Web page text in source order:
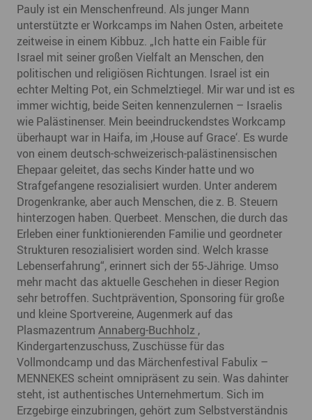
Pauly ist ein Menschenfreund. Als junger Mann
unterstützte er Workcamps im Nahen Osten, arbeitete
zeitweise in einem Kibbuz. „Ich hatte ein Faible für
Israel mit seiner großen Vielfalt an Menschen, den
politischen und religiösen Richtungen. Israel ist ein
echter Melting Pot, ein Schmelztiegel. Mir war und ist es
immer wichtig, beide Seiten kennenzulernen – Israelis
wie Palästinenser. Mein beeindruckendstes Workcamp
überhaupt war in Haifa, im ‚House auf Grace‘. Es wurde
von einem deutsch-schweizerisch-palästinensischen
Ehepaar geleitet, das sechs Kinder hatte und wo
Strafgefangene resozialisiert wurden. Unter anderem
Drogenkranke, aber auch Menschen, die z. B. Steuern
hinterzogen haben. Querbeet. Menschen, die durch das
Erleben einer funktionierenden Familie und geordneter
Strukturen resozialisiert worden sind. Welch krasse
Lebenserfahrung“, erinnert sich der 55-Jährige. Umso
mehr macht das aktuelle Geschehen in dieser Region
sehr betroffen. Suchtprävention, Sponsoring für große
und kleine Sportvereine, Augenmerk auf das
Plasmazentrum Annaberg-Buchholz ,
Kindergartenzuschuss, Zuschüsse für das
Vollmondcamp und das Märchenfestival Fabulix –
MENNEKES scheint omnipräsent zu sein. Was dahinter
steht, ist authentisches Unternehmertum. Sich im
Erzgebirge einzubringen, gehört zum Selbstverständnis